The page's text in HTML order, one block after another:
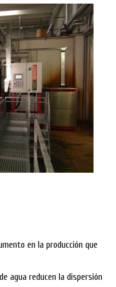
en la producción que
agua reducen la dispersión